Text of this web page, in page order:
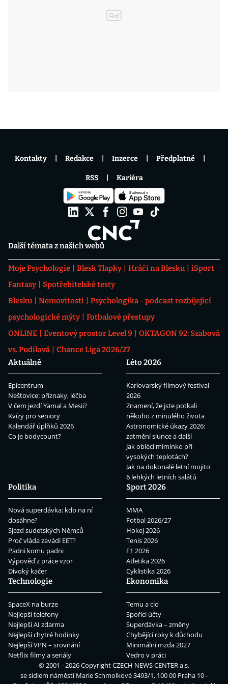
Další témata z našich webů
Moje Psychologie Blesk Tlapky Hráči na Blesku
iSport
Fantasy
Spotřebitelské testy
Blesku
Nemovitosti
Psychologika - podcast rozbíjející
psychologické mýty
Fotbalové přestupy
ONLINE
Eventový prostor Level 9
OKTAGON 92: Szabová
vs. Pudilová
Chance Liga 2026/27
Aktuálně
Epicentrum
Neštovice: příznaky, léčba
V čem jezdí Yamal a Mesii?
Kvízy pro seniory
Kalendář úplňků 2026
Co je bodycount?
Léto 2026
Karlovarský filmový festival
2026
Znamení, že jste potkali
někoho z minulého života
Astronomické úkazy 2026:
zatmění slunce a další
Jak obléci miminko při
vysokých teplotách?
Jak na dokonalé letní mojito
6 lehkých letních salátů
Politika
Nová superdávka: kdo na ní
dosáhne?
Sjezd sudetských Němců
Proč vláda zavádí EET?
Padni komu padni
Výpověď z práce vzor
Divoký kačer
Sport 2026
MMA
Fotbal 2026/27
Hokej 2026
Tenis 2026
F1 2026
Atletika 2026
Cyklistika 2026
Technologie
SpaceX na burze
Nejlepší telefony
Nejlepší AI zdarma
Nejlepší chytré hodinky
Nejlepší VPN – srovnání
Netflix filmy a seriály
Ekonomika
Temu a clo
Spořicí účty
Superdávka – změny
Chybějící roky k důchodu
Minimální mzda 2027
Vedro v práci
Kontakty Redakce Inzerce Předplatné
RSS Kariéra
© 2001 - 2026 CopyrightCZECH NEWS CENTER a.s.
se sídlem náměstí Marie Schmolkové 3493/1, 100 00 Praha 10 -